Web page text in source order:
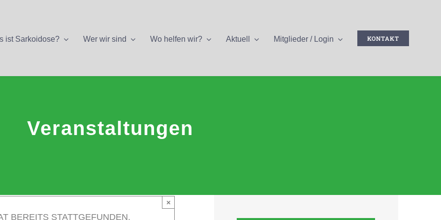
ist Sarkoidose? Wer wir sind Wo helfen wir? Aktuell Mitglieder / Login KONTAKT
Veranstaltungen
BEREITS STATTGEFUNDEN.
×